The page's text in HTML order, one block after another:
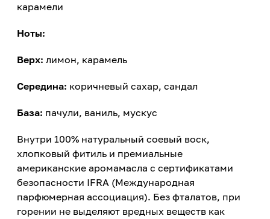
карамели
Ноты:
Верх: лимон, карамель
Середина: коричневый сахар, сандал
База: пачули, ваниль, мускус
Внутри 100% натуральный соевый воск,
хлопковый фитиль и премиальные
американские аромамасла с сертификатами
безопасности IFRA (Международная
парфюмерная ассоциация). Без фталатов, при
горении не выделяют вредных веществ как